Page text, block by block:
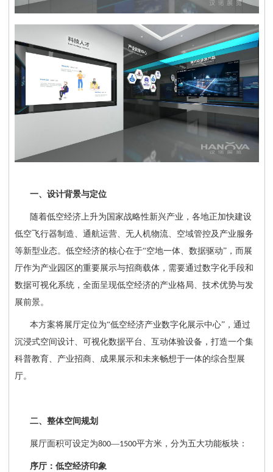
一、设计背景与定位
随着低空经济上升为国家战略性新兴产业，各地正加快建设
低空飞行器制造、通航运营、无人机物流、空域管控及产业服务
等新型业态。低空经济的核心在于“空地一体、数据驱动”，而展
厅作为产业园区的重要展示与招商载体，需要通过数字化手段和
数据可视化系统，全面呈现低空经济的产业格局、技术优势与发
展前景。
本方案将展厅定位为“低空经济产业数字化展示中心”，通过
沉浸式空间设计、可视化数据平台、互动体验设备，打造一个集
科普教育、产业招商、成果展示和未来畅想于一体的综合型展
厅。
二、整体空间规划
展厅面积可设定为800—1500平方米，分为五大功能板块：
序厅：低空经济印象